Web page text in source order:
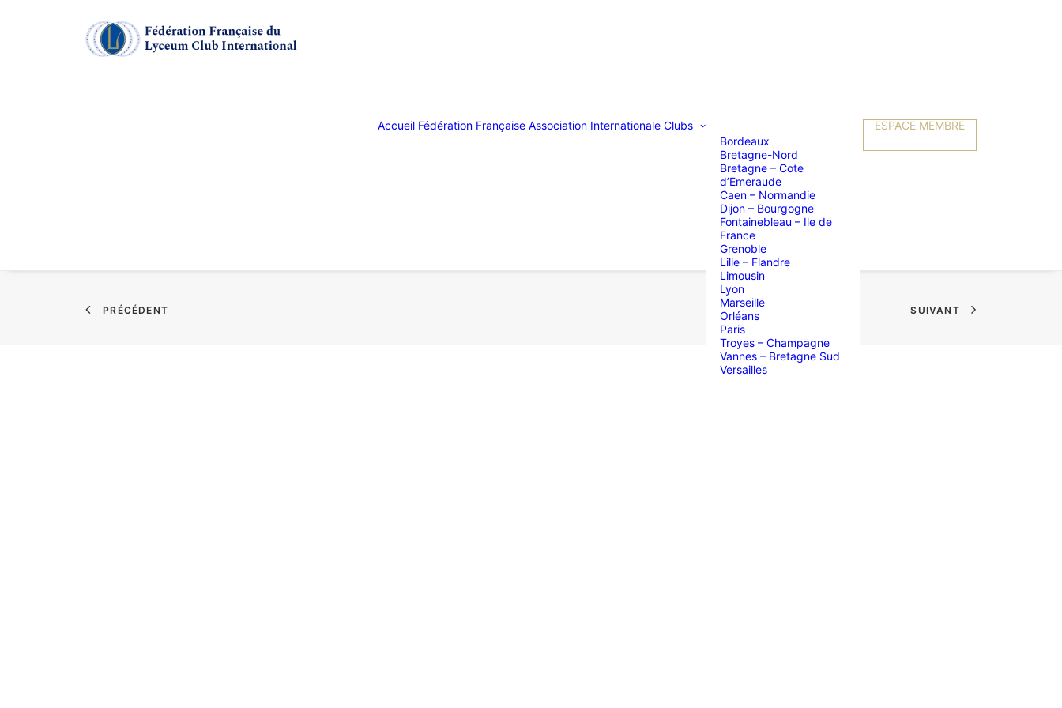
Accueil Fédération Française Association Internationale Clubs
Bordeaux
Bretagne-Nord
Bretagne – Cote
d’Emeraude
Caen – Normandie
Dijon – Bourgogne
Fontainebleau – Ile de
France
Grenoble
Lille – Flandre
Limousin
Lyon
Marseille
Orléans
Paris
Troyes – Champagne
Vannes – Bretagne Sud
Versailles
ESPACE MEMBRE
PRÉCÉDENT SUIVANT